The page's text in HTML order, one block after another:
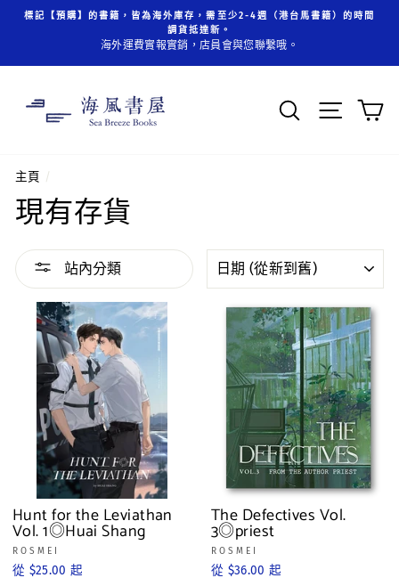
容
標記【預購】的書籍，皆為海外庫存，需至少2-4週（港台馬書籍）的時間
調貨抵達新。
海外運費實報實銷，店員會與您聯繫哦。
搜索 頁面
主頁 /
現有存貨
站內分類
Hunt for the Leviathan
Vol. 1◎Huai Shang
ROSMEI
從 $25.00 起
The Defectives Vol.
3◎priest
ROSMEI
從 $36.00 起